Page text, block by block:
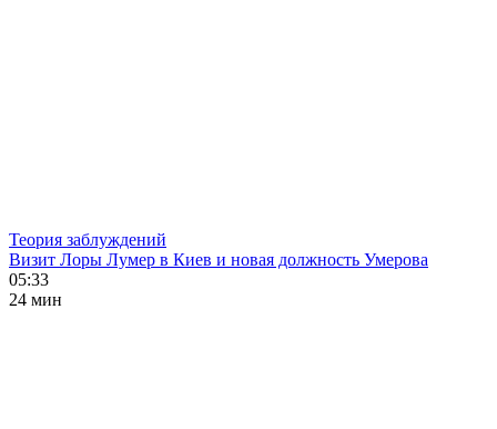
Теория заблуждений
Визит Лоры Лумер в Киев и новая должность Умерова
05:33
24 мин